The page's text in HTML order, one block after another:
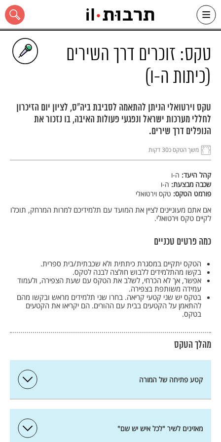
Skip
content
כל האתר
טקס: זוכרים דרך השירים
(כיתות ה-ו)
טקס וירטואלי הניתן להתאמה לסביבת ביה"ס, לציון יום הזיכרון
לחללי מערכות ישראל ונפגעי פעולות האיבה, בו נזכור את
הנופלים דרך שירים.
משך הטקס כ30 דקות
קהל היעד: ה-ו
שכבה מבצעת: ה-ו
פורמט הטקס: טקס וירטואלי
אם אתם מעוניינים לציין את המועד עם תלמידיכם למרות המרחק, תוכלו
לקיים טקס וירטואלי.
כמה פרטים טכניים
הטקס יתקיים במסגרת כיתתית ולא שכבתית/בית ספרית.
בקשו מהתלמידים ללבוש חולצה לבנה לטקס.
אפשר, אך לא הכרחי, לשלב את הטקס עם שעת הצפירה, ולעמוד
עמידה משותפת בצפירה.
בטקס יש שני קטעי קריאה. בחרו שני תלמידים מראש ובקשו מהם
להתאמן על הקטעים בבית עם ההורים. הם יקריאו את הקטעים
בטקס.
מהלך הטקס
קטע פתיחה של המורה
לשירים על הנופלים, ולאופן שבו החיבור בין מילים ומנגינה עוזר לנו
מאזינים לשיר "לכל איש יש שם"